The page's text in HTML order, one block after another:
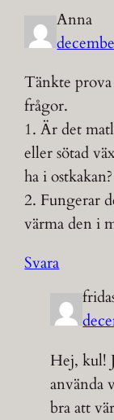
Anna
Tänkte
frågor.
1. Är det
eller sötad
ha i ostkakan?
2. Fungerar
värma den i
Svara
Hej, kul!
använda
bra att